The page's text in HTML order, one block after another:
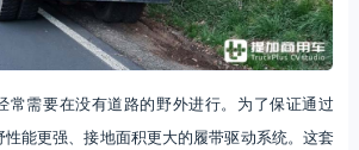
常需要在没有道路的野外进行。为了保证通过
能更强、接地面积更大的履带驱动系统。这套